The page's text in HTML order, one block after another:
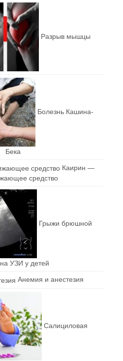
Разрыв мышцы
Болезнь Кашина-
Бека
Каирин —
средство
Грыжи брюшной
УЗИ у детей
Анемия и анестезия
Салициловая